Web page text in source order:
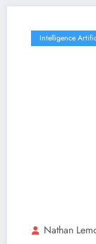
Intelligence
Nathan